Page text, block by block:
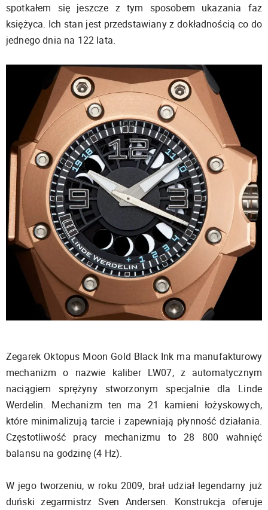
spotkałem się jeszcze z tym sposobem ukazania faz
księżyca. Ich stan jest przedstawiany z dokładnością co do
jednego dnia na 122 lata.
Zegarek Oktopus Moon Gold Black Ink ma manufakturowy
mechanizm o nazwie kaliber LW07, z automatycznym
naciągiem sprężyny stworzonym specjalnie dla Linde
Werdelin. Mechanizm ten ma 21 kamieni łożyskowych,
które minimalizują tarcie i zapewniają płynność działania.
Częstotliwość pracy mechanizmu to 28 800 wahnięć
balansu na godzinę (4 Hz).
W jego tworzeniu, w roku 2009, brał udział legendarny już
duński zegarmistrz Sven Andersen. Konstrukcja oferuje